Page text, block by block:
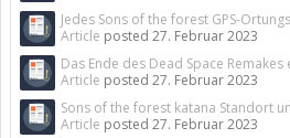
Jedes Sons of the forest GPS-
Article posted 27. Februar 2023
Das Ende des Dead Space Remakes
Article posted 27. Februar 2023
Sons of the forest katana Standort
Article posted 27. Februar 2023